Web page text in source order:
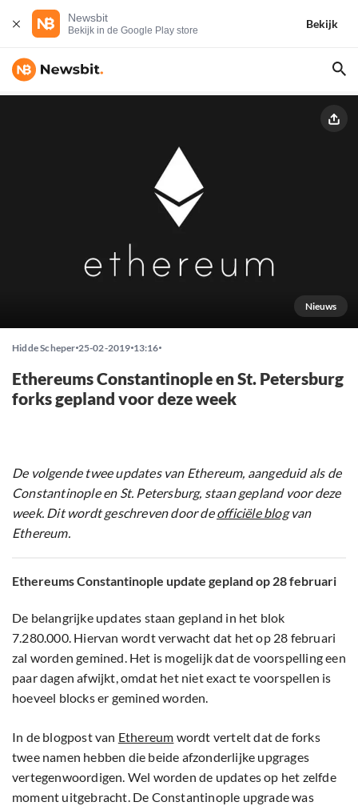
Newsbit
Bekijk in de Google Play store
Bekijk
Nieuws
Hidde Scheper 25-02-2019 13:16
Ethereums Constantinople en St. Petersburg
forks gepland voor deze week
De volgende twee updates van Ethereum, aangeduid als de
Constantinople en St. Petersburg, staan gepland voor deze
week. Dit wordt geschreven door deofficiële blogvan
Ethereum.
Ethereums Constantinople update gepland op 28 februari
De belangrijke updates staan gepland in het blok
7.280.000. Hiervan wordt verwacht dat het op 28 februari
zal worden gemined. Het is mogelijk dat de voorspelling een
paar dagen afwijkt, omdat het niet exact te voorspellen is
hoeveel blocks er gemined worden.
In de blogpost van Ethereum wordt vertelt dat de forks
twee namen hebben die beide afzonderlijke upgrages
vertegenwoordigen. Wel worden de updates op het zelfde
moment uitgebracht. De Constantinople upgrade was